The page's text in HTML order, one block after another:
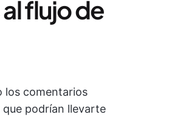
flujo de
los comentarios
podrían llevarte